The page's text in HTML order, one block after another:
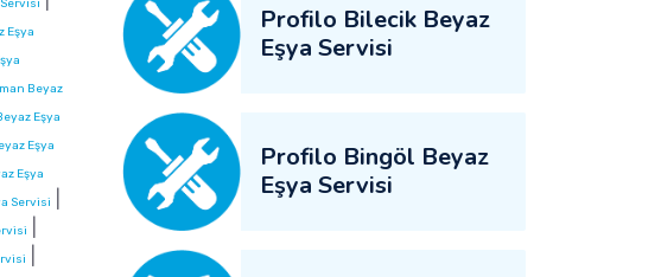
Eşya
Beyaz
Eşya
Eşya
Eşya
Servisi
Profilo Bilecik Beyaz
Eşya Servisi
Profilo Bingöl Beyaz
Eşya Servisi